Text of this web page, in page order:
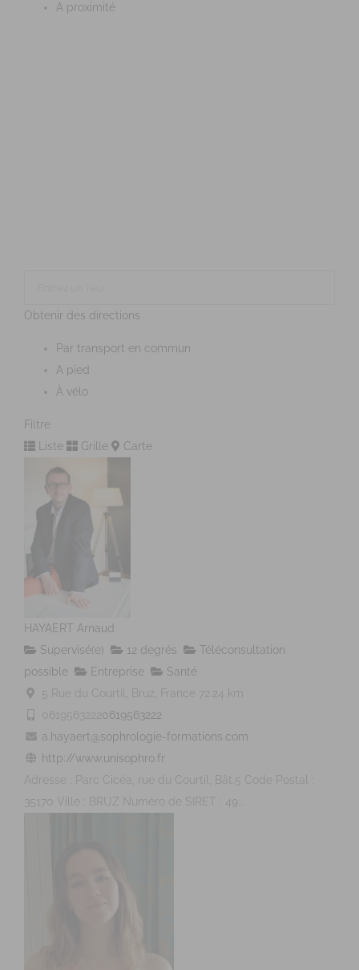
A proximité
Obtenir des directions
Par transport en commun
A pied
À vélo
Filtre
Liste
Grille Carte
HAYAERT Arnaud
Supervisé(e)
12 degrés
Téléconsultation
possible
Entreprise
Santé
5 Rue du Courtil, Bruz, France
72.24 km
06195632220619563222
a.hayaert@sophrologie-formations.com
http://www.unisophro.fr
Adresse : Parc Cicéa, rue du Courtil, Bât.5 Code Postal :
35170 Ville : BRUZ Numéro de SIRET : 49...